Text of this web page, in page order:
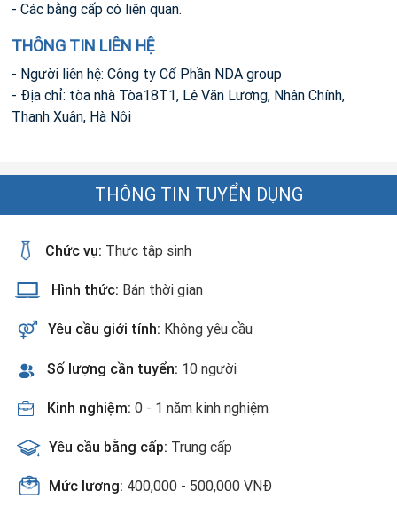
- Các bằng cấp có liên quan.
THÔNG TIN LIÊN HỆ
- Người liên hệ: Công ty Cổ Phần NDA group
- Địa chỉ: tòa nhà Tòa18T1, Lê Văn Lương, Nhân Chính,
Thanh Xuân, Hà Nội
THÔNG TIN TUYỂN DỤNG
Chức vụ: Thực tập sinh
Hình thức: Bán thời gian
Yêu cầu giới tính: Không yêu cầu
Số lượng cần tuyển: 10 người
Kinh nghiệm: 0 - 1 năm kinh nghiệm
Yêu cầu bằng cấp: Trung cấp
Mức lương: 400,000 - 500,000 VNĐ